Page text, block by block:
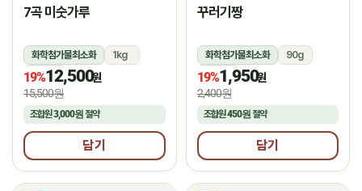
7곡 미숫가루
화학첨가물최소화
1kg
상온
19%12,500원
15,500원
조합원3,000원 절약
담기
꾸러기짱
화학첨가물최소화
90g
상온
19%1,950원
2,400원
조합원450원절약
담기